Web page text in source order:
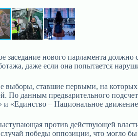
заседание нового парламента
даже если она попытается
выборы, ставшие первыми, на
По данным предварительного
«Единство – Национальное
против действующей
победы оппозиции, что могло